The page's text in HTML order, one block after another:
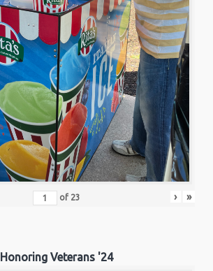
of 23 › »
Honoring Veterans '24